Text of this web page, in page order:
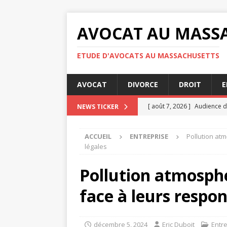
AVOCAT AU
ETUDE D'AVOCATS AU MASSACHUSETTS
AVOCAT DIVORCE DROIT
NEWS TICKER [ août 7, 2026 ] Audience
[ août 4, 2026 ] Les
[ août 3, 2026 ] Question
[ août 7, 2026 ] Comment
ACCUEIL ENTREPRISE
Pollution
légales
Pollution
face à leurs
décembre 5, 2024 Eric Duboit